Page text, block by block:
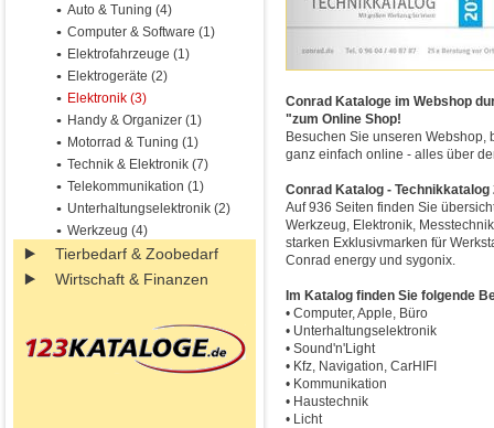
Auto & Tuning (4)
Computer & Software (1)
Elektrofahrzeuge (1)
Elektrogeräte (2)
Elektronik (3)
Handy & Organizer (1)
Motorrad & Tuning (1)
Technik & Elektronik (7)
Telekommunikation (1)
Unterhaltungselektronik (2)
Werkzeug (4)
Tierbedarf & Zoobedarf
Wirtschaft & Finanzen
Conrad Kataloge im Webshop
"zum Online Shop!
Besuchen Sie unseren
ganz einfach online - alles über
Conrad Katalog - Technikkatalog
Auf 936 Seiten finden Sie
Werkzeug, Elektronik,
starken Exklusivmarken für
Conrad energy und sygonix.
Im Katalog finden Sie folgende
• Computer, Apple, Büro
• Unterhaltungselektronik
• Sound'n'Light
• Kfz, Navigation, CarHIFI
• Kommunikation
• Haustechnik
• Licht